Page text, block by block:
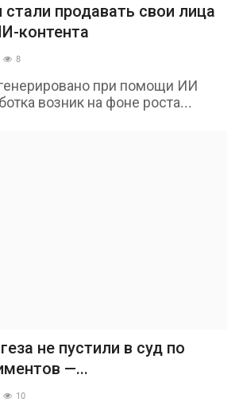
продавать свои лица
контента
8
при помощи ИИ
возник на фоне роста...
не пустили в суд по
—...
10